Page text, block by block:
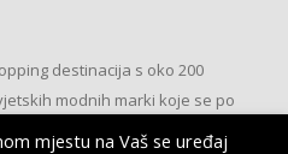
destinacija s oko 200
modnih marki koje se po
mjestu na Vaš se uređaj